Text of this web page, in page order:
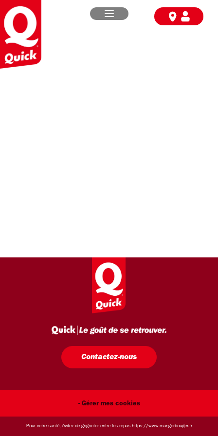
Contactez-nous
- Gérer mes cookies
Pour votre santé, évitez de grignoter entre les repas https://www.mangerbouger.fr